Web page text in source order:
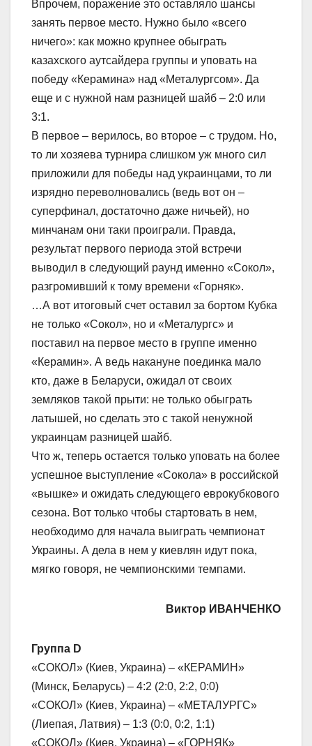
Впрочем, поражение это оставляло шансы
занять первое место. Нужно было «всего
ничего»: как можно крупнее обыграть
казахского аутсайдера группы и уповать на
победу «Керамина» над «Металургсом». Да
еще и с нужной нам разницей шайб – 2:0 или
3:1.
В первое – верилось, во второе – с трудом. Но,
то ли хозяева турнира слишком уж много сил
приложили для победы над украинцами, то ли
изрядно переволновались (ведь вот он –
суперфинал, достаточно даже ничьей), но
минчанам они таки проиграли. Правда,
результат первого периода этой встречи
выводил в следующий раунд именно «Сокол»,
разгромивший к тому времени «Горняк».
…А вот итоговый счет оставил за бортом Кубка
не только «Сокол», но и «Металургс» и
поставил на первое место в группе именно
«Керамин». А ведь накануне поединка мало
кто, даже в Беларуси, ожидал от своих
земляков такой прыти: не только обыграть
латышей, но сделать это с такой ненужной
украинцам разницей шайб.
Что ж, теперь остается только уповать на более
успешное выступление «Сокола» в российской
«вышке» и ожидать следующего еврокубкового
сезона. Вот только чтобы стартовать в нем,
необходимо для начала выиграть чемпионат
Украины. А дела в нем у киевлян идут пока,
мягко говоря, не чемпионскими темпами.
Виктор ИВАНЧЕНКО
Группа D
«СОКОЛ» (Киев, Украина) – «КЕРАМИН»
(Минск, Беларусь) – 4:2 (2:0, 2:2, 0:0)
«СОКОЛ» (Киев, Украина) – «МЕТАЛУРГС»
(Лиепая, Латвия) – 1:3 (0:0, 0:2, 1:1)
«СОКОЛ» (Киев, Украина) – «ГОРНЯК»